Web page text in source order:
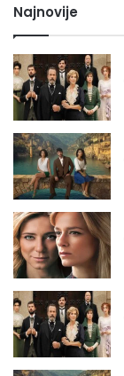
Najnovije